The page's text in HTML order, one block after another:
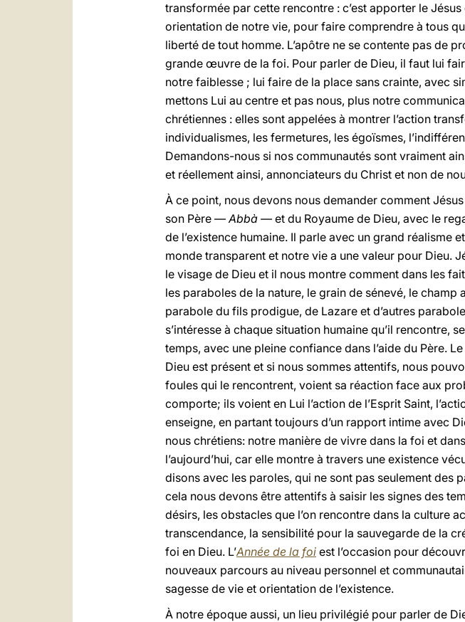
transformée par cette rencontre : c’est apporter le
orientation de notre vie, pour faire comprendre à tous
liberté de tout homme. L’apôtre ne se contente pas de
grande œuvre de la foi. Pour parler de Dieu, il faut lui
notre faiblesse ; lui faire de la place sans crainte, avec
mettons Lui au centre et pas nous, plus notre
chrétiennes : elles sont appelées à montrer l’action
individualismes, les fermetures, les égoïsmes,
Demandons-nous si nos communautés sont vraiment
et réellement ainsi, annonciateurs du Christ et non de
À ce point, nous devons nous demander comment
son Père —Abbà —et du Royaume de Dieu, avec le
de l’existence humaine. Il parle avec un grand réalisme
monde transparent et notre vie a une valeur pour Dieu.
le visage de Dieu et il nous montre comment dans les
les paraboles de la nature, le grain de sénevé, le
parabole du fils prodigue, de Lazare et d’autres
s’intéresse à chaque situation humaine qu’il rencontre,
temps, avec une pleine confiance dans l’aide du Père.
Dieu est présent et si nous sommes attentifs, nous
foules qui le rencontrent, voient sa réaction face aux
comporte; ils voient en Lui l’action de l’Esprit Saint,
enseigne, en partant toujours d’un rapport intime avec
nous chrétiens: notre manière de vivre dans la foi et
l’aujourd’hui, car elle montre à travers une existence
disons avec les paroles, qui ne sont pas seulement des
cela nous devons être attentifs à saisir les signes des
désirs, les obstacles que l’on rencontre dans la culture
transcendance, la sensibilité pour la sauvegarde de la
foi en Dieu. L’Année de la foi est l’occasion pour
nouveaux parcours au niveau personnel et
sagesse de vie et orientation de l’existence.
À notre époque aussi, un lieu privilégié pour parler de